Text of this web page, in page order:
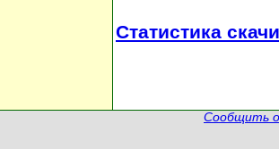
Статистика
Сообщить о